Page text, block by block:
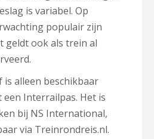
is variabel. Op
populair zijn
geldt ook als trein al
alleen beschikbaar
Interrailpas. Het is
bij NS International,
via Treinrondreis.nl.